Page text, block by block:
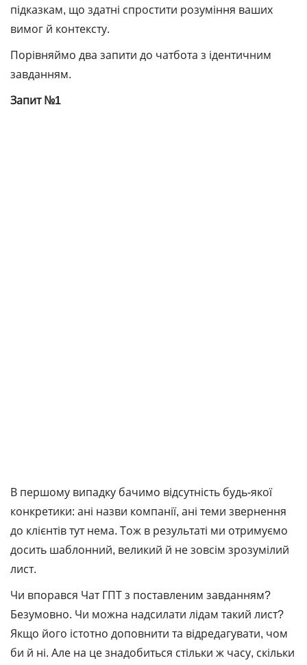
підказкам, що здатні спростити розуміння ваших
вимог й контексту.
Порівняймо два запити до чатбота з ідентичним
завданням.
Запит №1
В першому випадку бачимо відсутність будь-якої
конкретики: ані назви компанії, ані теми звернення
до клієнтів тут нема. Тож в результаті ми отримуємо
досить шаблонний, великий й не зовсім зрозумілий
лист.
Чи впорався Чат ГПТ з поставленим завданням?
Безумовно. Чи можна надсилати лідам такий лист?
Якщо його істотно доповнити та відредагувати, чом
би й ні. Але на це знадобиться стільки ж часу, скільки